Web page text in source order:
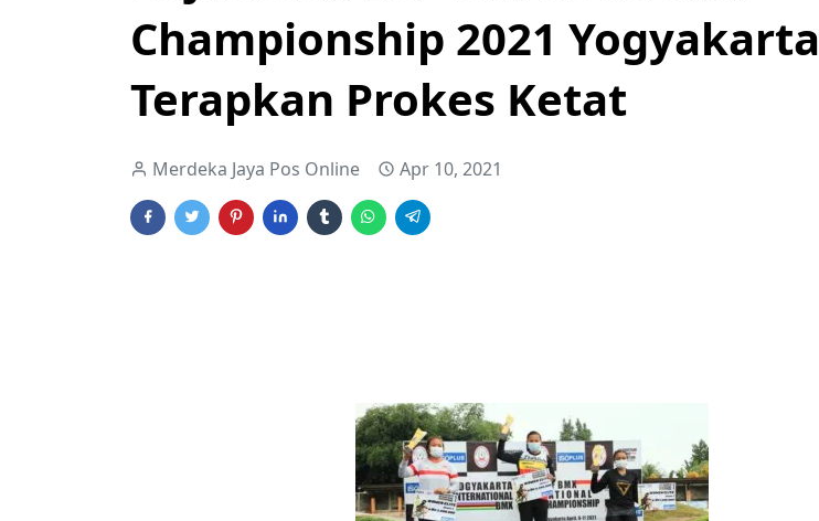
Championship 2021 Yogyakarta
Terapkan Prokes Ketat
Merdeka Jaya Pos Online Apr 10, 2021